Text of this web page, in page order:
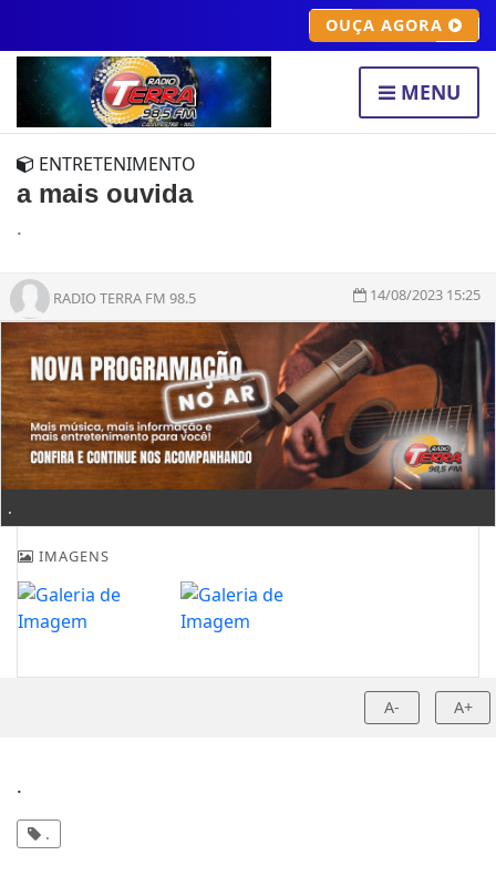
OUÇA AGORA
MENU
ENTRETENIMENTO
a mais ouvida
.
RADIO TERRA FM 98.5 14/08/2023 15:25
.
IMAGENS
A- A+
.
.